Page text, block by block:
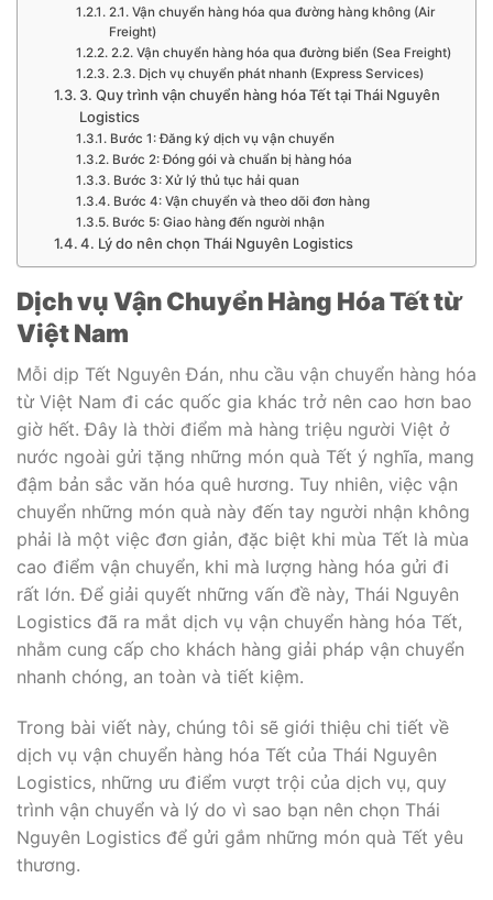
2.1. Vận chuyển hàng hóa qua đường hàng không (Air
Freight)
2.2. Vận chuyển hàng hóa qua đường biển (Sea Freight)
2.3. Dịch vụ chuyển phát nhanh (Express Services)
3. Quy trình vận chuyển hàng hóa Tết tại Thái Nguyên
Logistics
Bước 1: Đăng ký dịch vụ vận chuyển
Bước 2: Đóng gói và chuẩn bị hàng hóa
Bước 3: Xử lý thủ tục hải quan
Bước 4: Vận chuyển và theo dõi đơn hàng
Bước 5: Giao hàng đến người nhận
4. Lý do nên chọn Thái Nguyên Logistics
Dịch vụ Vận Chuyển Hàng Hóa Tết từ
Việt Nam
Mỗi dịp Tết Nguyên Đán, nhu cầu vận chuyển hàng hóa
từ Việt Nam đi các quốc gia khác trở nên cao hơn bao
giờ hết. Đây là thời điểm mà hàng triệu người Việt ở
nước ngoài gửi tặng những món quà Tết ý nghĩa, mang
đậm bản sắc văn hóa quê hương. Tuy nhiên, việc vận
chuyển những món quà này đến tay người nhận không
phải là một việc đơn giản, đặc biệt khi mùa Tết là mùa
cao điểm vận chuyển, khi mà lượng hàng hóa gửi đi
rất lớn. Để giải quyết những vấn đề này, Thái Nguyên
Logistics đã ra mắt dịch vụ vận chuyển hàng hóa Tết,
nhằm cung cấp cho khách hàng giải pháp vận chuyển
nhanh chóng, an toàn và tiết kiệm.
Trong bài viết này, chúng tôi sẽ giới thiệu chi tiết về
dịch vụ vận chuyển hàng hóa Tết của Thái Nguyên
Logistics, những ưu điểm vượt trội của dịch vụ, quy
trình vận chuyển và lý do vì sao bạn nên chọn Thái
Nguyên Logistics để gửi gắm những món quà Tết yêu
thương.